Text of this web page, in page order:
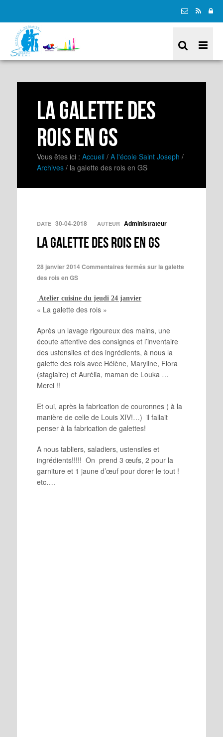
la galette des
rois en GS
Vous êtes ici : Accueil / A l'école Saint Joseph /
Archives / la galette des rois en GS
DATE 30-04-2018 AUTEUR Administrateur
la galette des rois en GS
28 janvier 2014Commentaires fermés sur la galette
des rois en GS
Atelier cuisine du jeudi 24 janvier
« La galette des rois »
Après un lavage rigoureux des mains, une
écoute attentive des consignes et l’inventaire
des ustensiles et des ingrédients, à nous la
galette des rois avec Hélène, Maryline, Flora
(stagiaire) et Aurélia, maman de Louka …
Merci !!
Et oui, après la fabrication de couronnes ( à la
manière de celle de Louis XIV!…) il fallait
penser à la fabrication de galettes!
A nous tabliers, saladiers, ustensiles et
ingrédients!!!!! On prend 3 œufs, 2 pour la
garniture et 1 jaune d’œuf pour dorer le tout !
etc….